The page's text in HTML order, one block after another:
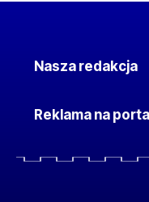
Nasza redakcja
Reklama na